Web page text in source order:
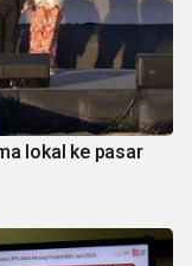
lokal ke pasar